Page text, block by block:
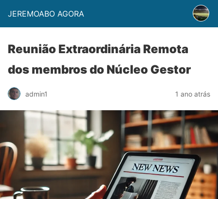
JEREMOABO AGORA
Reunião Extraordinária Remota
dos membros do Núcleo Gestor
admin1 1 ano atrás